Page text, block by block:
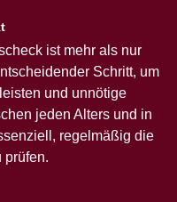
ist mehr als nur
Schritt, um
und unnötige
jeden Alters und in
regelmäßig die
prüfen.